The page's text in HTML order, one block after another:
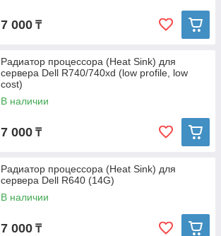
7 000 ₸
Радиатор процессора (Heat Sink) для
сервера Dell R740/740xd (low profile, low
cost)
В наличии
7 000 ₸
Радиатор процессора (Heat Sink) для
сервера Dell R640 (14G)
В наличии
7 000 ₸